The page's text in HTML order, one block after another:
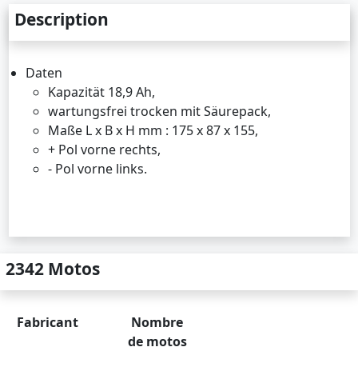
Description
Daten
Kapazität 18,9 Ah,
wartungsfrei trocken mit Säurepack,
Maße L x B x H mm : 175 x 87 x 155,
+ Pol vorne rechts,
- Pol vorne links.
2342 Motos
Fabricant
Nombre
de motos